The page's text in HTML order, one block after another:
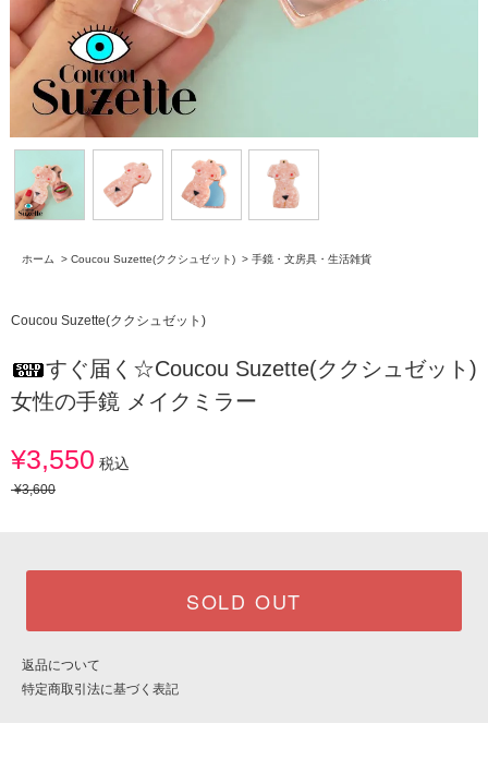
ホーム > Coucou Suzette(ククシュゼット) > 手鏡・文房具・生活雑貨
Coucou Suzette(ククシュゼット)
すぐ届く☆Coucou Suzette(ククシュゼット)
女性の手鏡 メイクミラー
¥3,550 税込
¥3,600
SOLD OUT
返品について
特定商取引法に基づく表記